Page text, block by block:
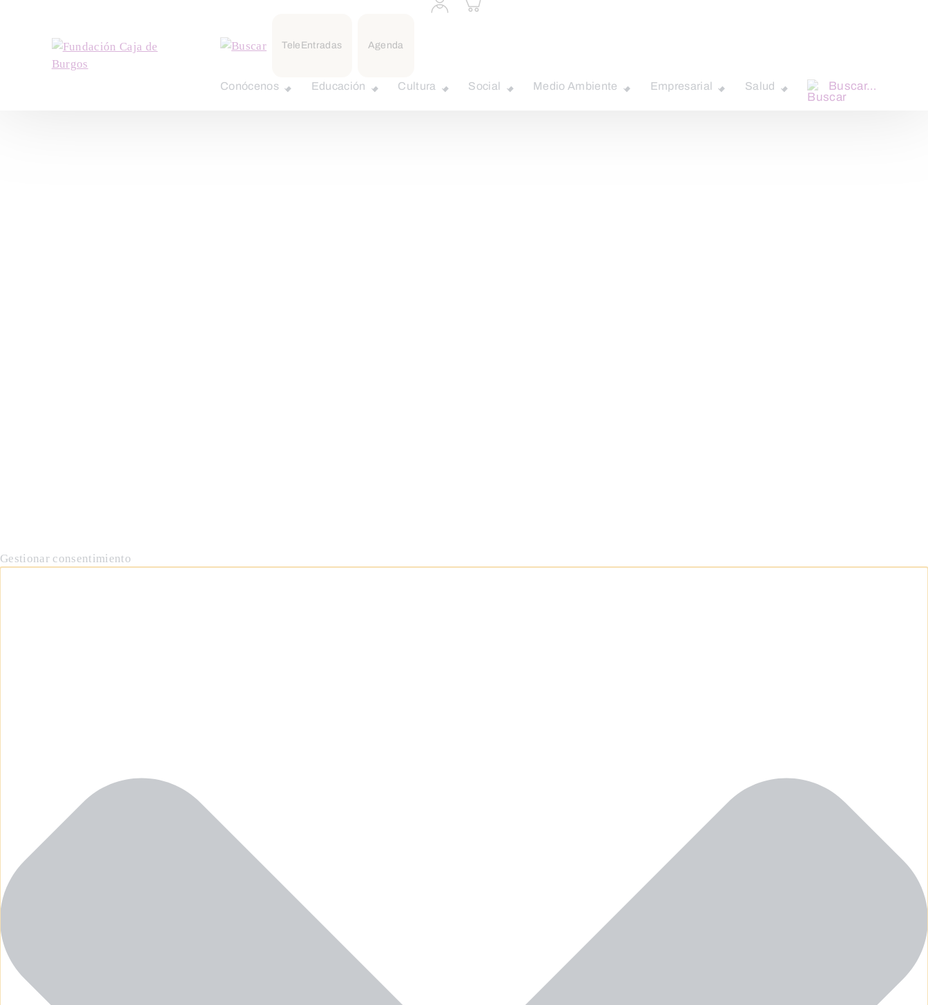
Gestionar consentimiento
TeleEntradas Agenda
a
carrito
Conócenos Educación Cultura Social Medio Ambiente Empresarial Salud Buscar…